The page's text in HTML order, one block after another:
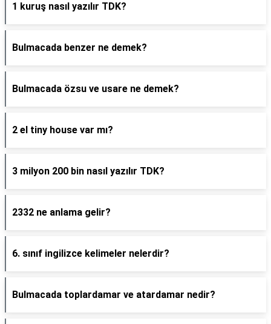
1 kuruş nasıl yazılır TDK?
Bulmacada benzer ne demek?
Bulmacada özsu ve usare ne demek?
2 el tiny house var mı?
3 milyon 200 bin nasıl yazılır TDK?
2332 ne anlama gelir?
6. sınıf ingilizce kelimeler nelerdir?
Bulmacada toplardamar ve atardamar nedir?